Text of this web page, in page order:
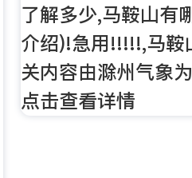
了解多少,马鞍山有
介绍)!急用!!!!!,马鞍
关内容由滁州气象为
点击查看详情